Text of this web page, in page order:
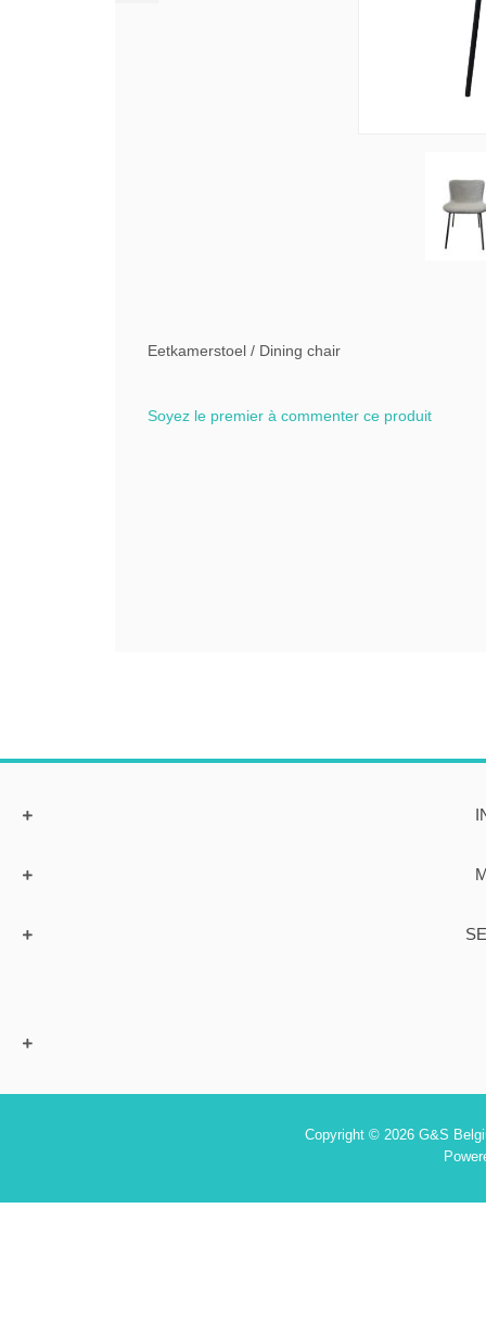
Eetkamerstoel / Dining chair
Soyez le premier à commenter ce produit
Copyright © 2026 G&S